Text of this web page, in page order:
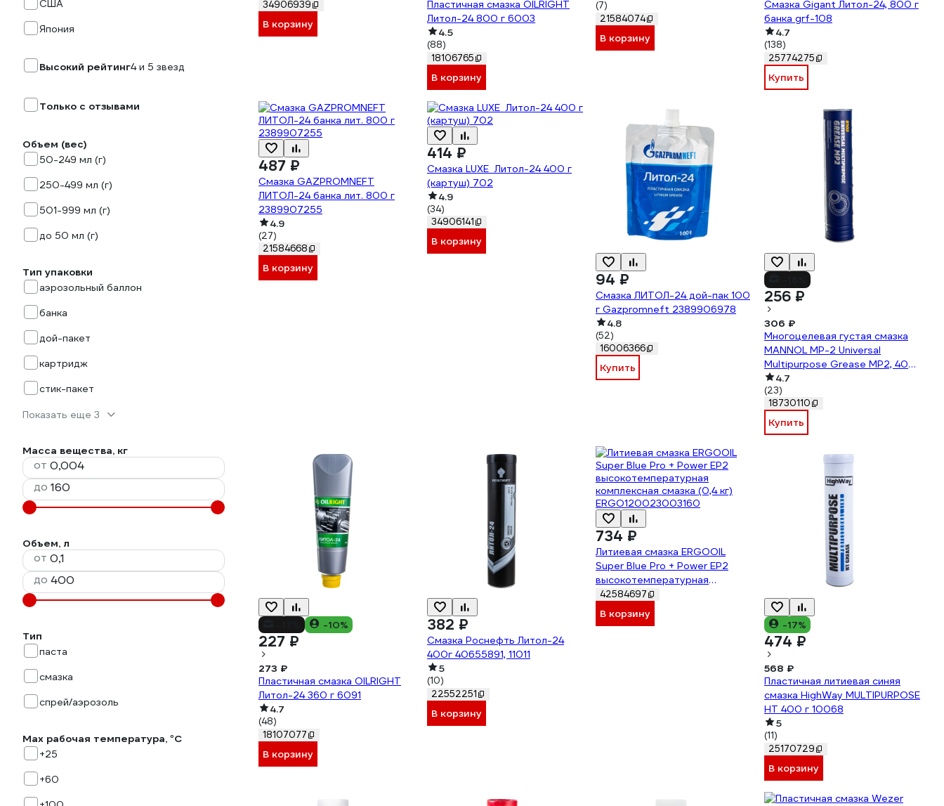
США
Япония
Высокий рейтинг4 и 5 звезд
Только с отзывами
Объем (вес)
50-249 мл (г)
250-499 мл (г)
501-999 мл (г)
до 50 мл (г)
Тип упаковки
аэрозольный баллон
банка
дой-пакет
картридж
стик-пакет
Показать еще 3
Масса вещества, кг
от
до
Объем, л
от
до
Тип
паста
смазка
спрей/аэрозоль
Max рабочая температура, °С
+25
+60
34906939
В корзину
Пластичная смазка OILRIGHT
Литол-24 800 г 6003
4.5
(88)
18106765
В корзину
(7)
21584074
В корзину
Смазка Gigant Литол-24, 800 г
банка grf-108
4.7
(138)
25774275
Купить
487 ₽
Смазка GAZPROMNEFT
ЛИТОЛ-24 банка лит. 800 г
2389907255
4.9
(27)
21584668
В корзину
414 ₽
Смазка LUXЕ Литол-24 400 г
(картуш) 702
4.9
(34)
34906141
В корзину
94 ₽
Смазка ЛИТОЛ-24 дой-пак 100
г Gazpromneft 2389906978
4.8
(52)
16006366
Купить
256 ₽
306 ₽
Многоцелевая густая смазка
MANNOL MP-2 Universal
Multipurpose Grease MP2, 400
гр. 2104
4.7
(23)
18730110
Купить
-10%
227 ₽
273 ₽
Пластичная смазка OILRIGHT
Литол-24 360 г 6091
4.7
(48)
18107077
В корзину
382 ₽
Смазка Роснефть Литол-24
400г 40655891, 11011
5
(10)
22552251
В корзину
734 ₽
Литиевая смазка ERGOOIL
Super Blue Pro + Power EP2
высокотемпературная
комплексная смазка (0,4 кг)
ERGO120023003160
42584697
В корзину
-17%
474 ₽
568 ₽
Пластичная литиевая синяя
смазка HighWay MULTIPURPOSE
HT 400 г 10068
5
(11)
25170729
В корзину